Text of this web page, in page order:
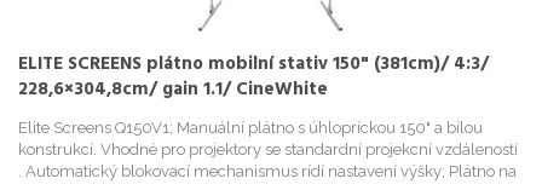
ELITE SCREENS plátno mobilní stativ 150" (381cm)/ 4:3/
228,6×304,8cm/ gain 1.1/ CineWhite
Elite Screens Q150V1; Manuální plátno s úhlopríckou 150" a bílou
konstrukcí. Vhodné pro projektory se standardní projekcní vzdáleností
. Automatický blokovací mechanismus rídí nastavení výšky; Plátno na